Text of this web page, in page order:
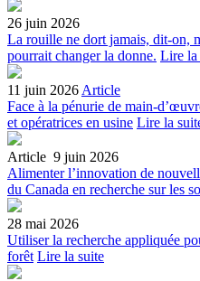
26 juin 2026
La rouille ne dort jamais, dit-on,
pourrait changer la donne. Lire la
11 juin 2026 Article
Face à la pénurie de main-
et opératrices en usine Lire la
Article 9 juin 2026
Alimenter l’innovation de
du Canada en recherche sur les
28 mai 2026
Utiliser la recherche appliquée
forêt Lire la suite